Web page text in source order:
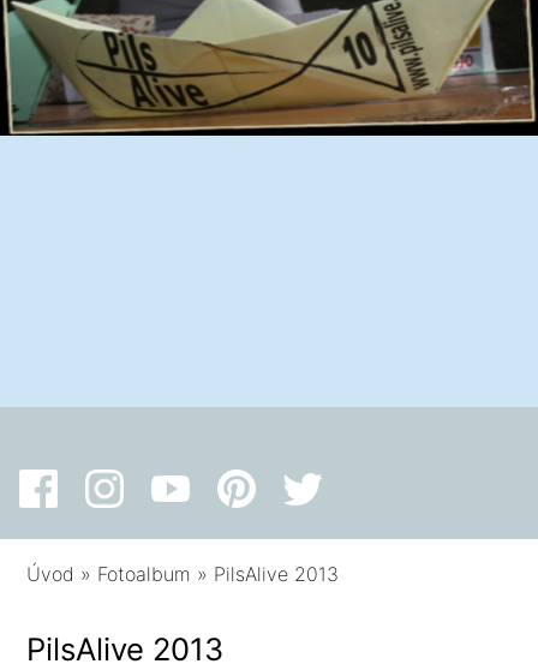
Úvod » Fotoalbum » PilsAlive 2013
PilsAlive 2013